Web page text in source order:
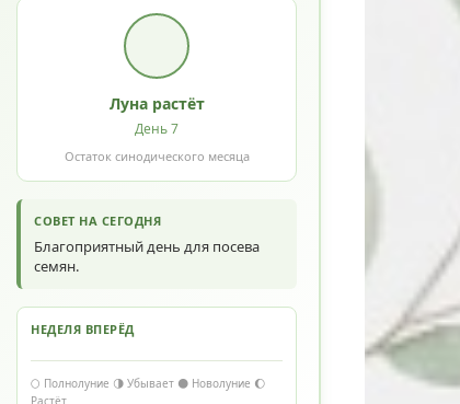
Луна растёт
День 7
Остаток синодического месяца
СОВЕТ НА СЕГОДНЯ
Благоприятный день для посева
семян.
НЕДЕЛЯ ВПЕРЁД
🌕 Полнолуние 🌗 Убывает 🌑 Новолуние 🌔
Растёт